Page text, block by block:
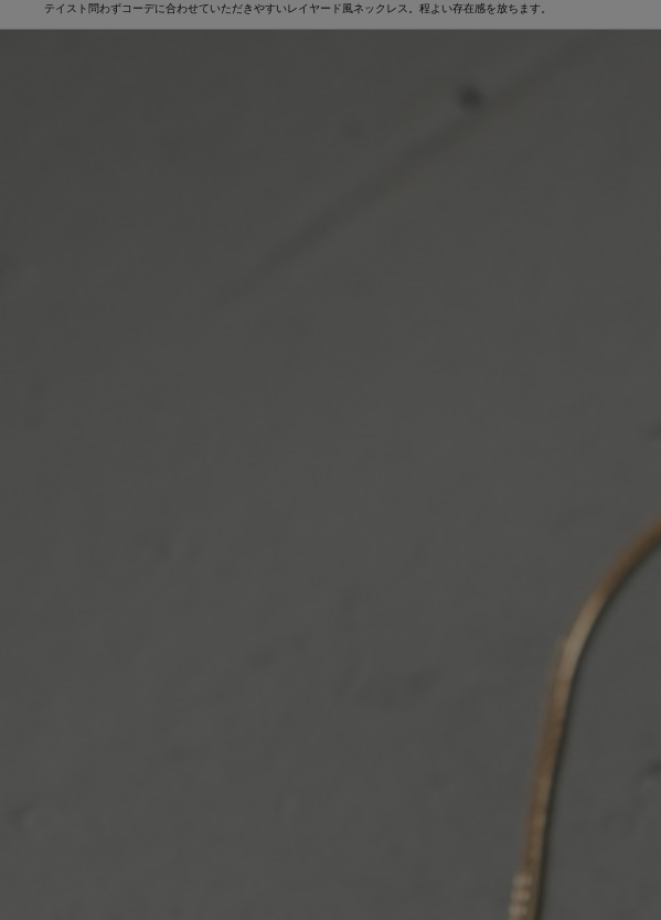
テイスト問わずコーデに合わせていただきやすいレイヤード風ネックレス。程よい存在感を放ちます。